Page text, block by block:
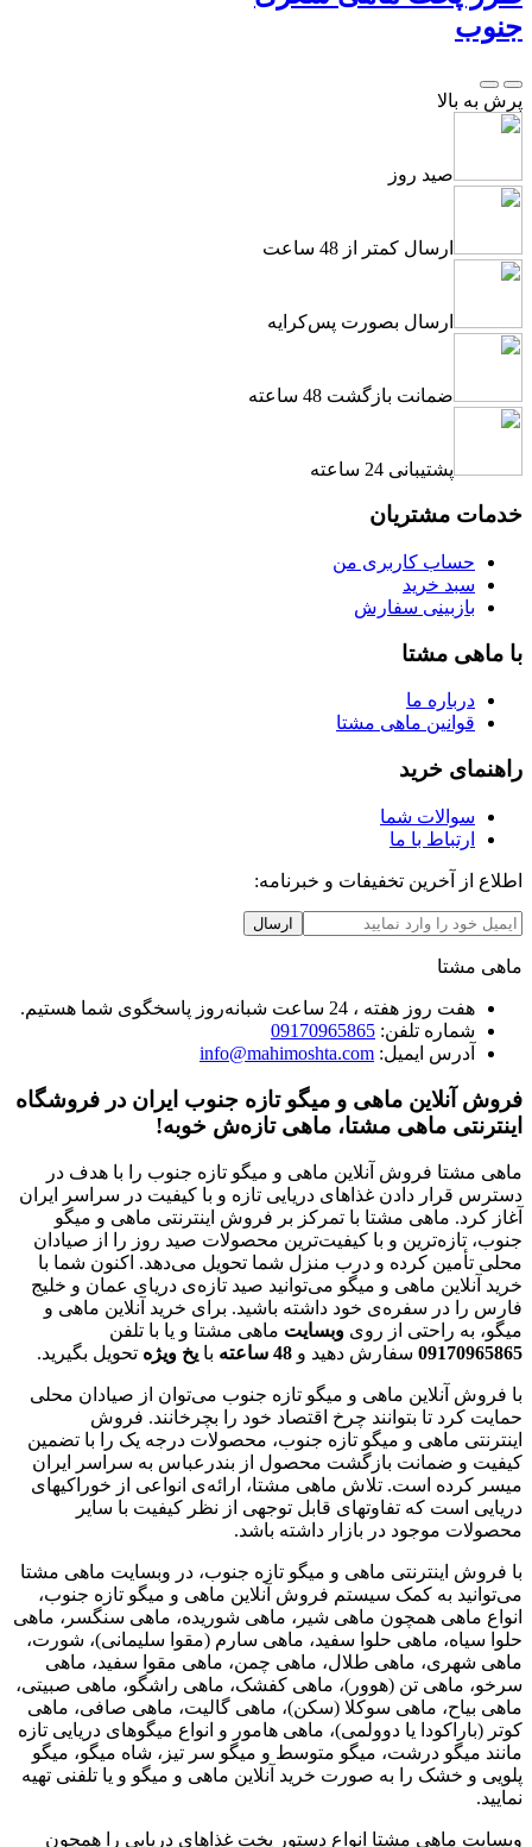
جنوب
پرش به بالا
صید روز
ارسال کمتر از 48 ساعت
ارسال بصورت پس‌کرایه
ضمانت بازگشت 48 ساعته
پشتیبانی 24 ساعته
خدمات مشتریان
حساب کاربری من
سبد خرید
بازبینی سفارش
با ماهی مشتا
درباره ما
قوانین ماهی مشتا
راهنمای خرید
سوالات شما
ارتباط با ما
اطلاع از آخرین تخفیفات و خبرنامه:
ارسال
ماهی مشتا
هفت روز هفته ، 24 ساعت شبانه‌روز پاسخگوی شما هستیم.
شماره تلفن: 09170965865
آدرس ایمیل: info@mahimoshta.com
فروش آنلاین ماهی و میگو تازه جنوب ایران در فروشگاه
اینترنتی ماهی مشتا، ماهی تازه‌ش خوبه!
ماهی مشتا فروش آنلاین ماهی و میگو تازه جنوب را با هدف در
دسترس قرار دادن غذاهای دریایی تازه و با کیفیت در سراسر ایران
آغاز کرد. ماهی مشتا با تمرکز بر فروش اینترنتی ماهی و میگو
جنوب، تازه‌ترین و با کیفیت‌ترین محصولات صید روز را از صیادان
محلی تأمین کرده و درب منزل شما تحویل می‌دهد. اکنون شما با
خرید آنلاین ماهی و میگو می‌توانید صید تازه‌ی دریای عمان و خلیج
فارس را در سفره‌ی خود داشته باشید. برای خرید آنلاین ماهی و
میگو، به راحتی از روی وبسایت ماهی مشتا و یا با تلفن
09170965865 سفارش دهید و 48 ساعته با یخ ویژه تحویل بگیرید.
با فروش آنلاین ماهی و میگو تازه جنوب می‌توان از صیادان محلی
حمایت کرد تا بتوانند چرخ اقتصاد خود را بچرخانند. فروش
اینترنتی ماهی و میگو تازه جنوب، محصولات درجه یک را با تضمین
کیفیت و ضمانت بازگشت محصول از بندرعباس به سراسر ایران
میسر کرده است. تلاش ماهی مشتا، ارائه‌ی انواعی از خوراکیهای
دریایی است که تفاوتهای قابل توجهی از نظر کیفیت با سایر
محصولات موجود در بازار داشته باشد.
با فروش اینترنتی ماهی و میگو تازه جنوب، در وبسایت ماهی مشتا
می‌توانید به کمک سیستم فروش آنلاین ماهی و میگو تازه جنوب،
انواع ماهی همچون ماهی شیر، ماهی شوریده، ماهی سنگسر، ماهی
حلوا سیاه، ماهی حلوا سفید، ماهی سارم (مقوا سلیمانی)، شورت،
ماهی شهری، ماهی طلال، ماهی چمن، ماهی مقوا سفید، ماهی
سرخو، ماهی تن (هوور)، ماهی کفشک، ماهی راشگو، ماهی صبیتی،
ماهی بیاح، ماهی سوکلا (سکن)، ماهی گالیت، ماهی صافی، ماهی
کوتر (باراکودا یا دوولمی)، ماهی هامور و انواع میگوهای دریایی تازه
مانند میگو درشت، میگو متوسط و میگو سر تیز، شاه میگو، میگو
پلویی و خشک را به صورت خرید آنلاین ماهی و میگو و یا تلفنی تهیه
نمایید.
وبسایت ماهی مشتا انواع دستور پخت غذاهای دریایی را همچون